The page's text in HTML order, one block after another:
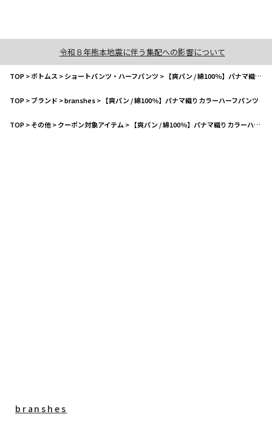
令和８年熊本地震に伴う集配への影響について
TOP>ボトムス >ショートパンツ・ハーフパンツ > 【爽パン / 綿100％】パナマ織りカラーハーフパンツ
TOP>ブランド >branshes> 【爽パン / 綿100％】パナマ織りカラーハーフパンツ
TOP>その他>クーポン対象アイテム > 【爽パン / 綿100％】パナマ織りカラーハーフパンツ
branshes